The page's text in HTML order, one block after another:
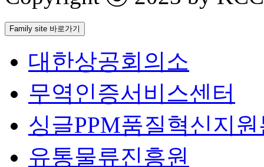
Family site 바로가기
대한상공회의소
무역인증서비스센터
싱글PPM품질혁신지
유통물류진흥원